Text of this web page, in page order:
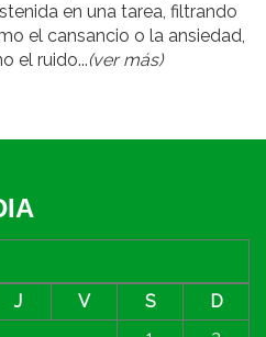
en una tarea, filtrando
el cansancio o la ansiedad,
el ruido...(ver más)
J V S
D